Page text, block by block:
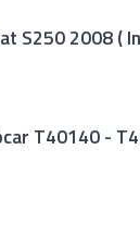
S250 2008 (
T40140 -